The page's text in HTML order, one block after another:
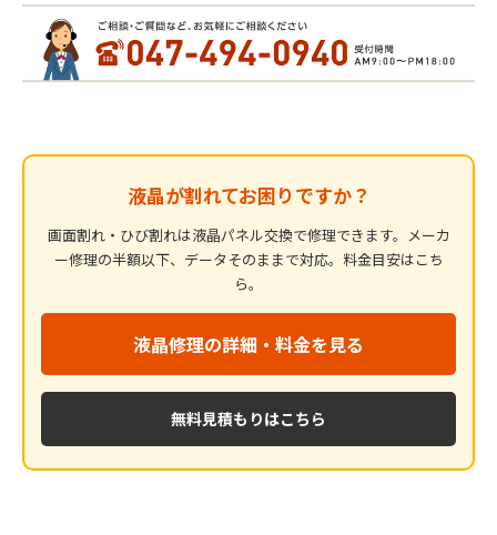
液晶が割れてお困りですか？
画面割れ・ひび割れは液晶パネル交換で修理できます。メーカ
ー修理の半額以下、データそのままで対応。料金目安はこち
ら。
液晶修理の詳細・料金を見る
無料見積もりはこちら